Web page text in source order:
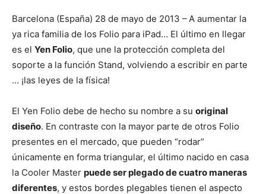
Barcelona (España) 28 de mayo de 2013 –A aumentar la
ya rica familia de los Folio para iPad… El último en llegar
es el Yen Folio, que une la protección completa del
soporte a la función Stand, volviendo a escribir en parte
… ¡las leyes de la física!
El Yen Folio debe de hecho su nombre a su original
diseño. En contraste con la mayor parte de otros Folio
presentes en el mercado, que pueden “rodar”
únicamente en forma triangular, el último nacido en casa
la Cooler Master puede ser plegado de cuatro maneras
diferentes, y estos bordes plegables tienen el aspecto